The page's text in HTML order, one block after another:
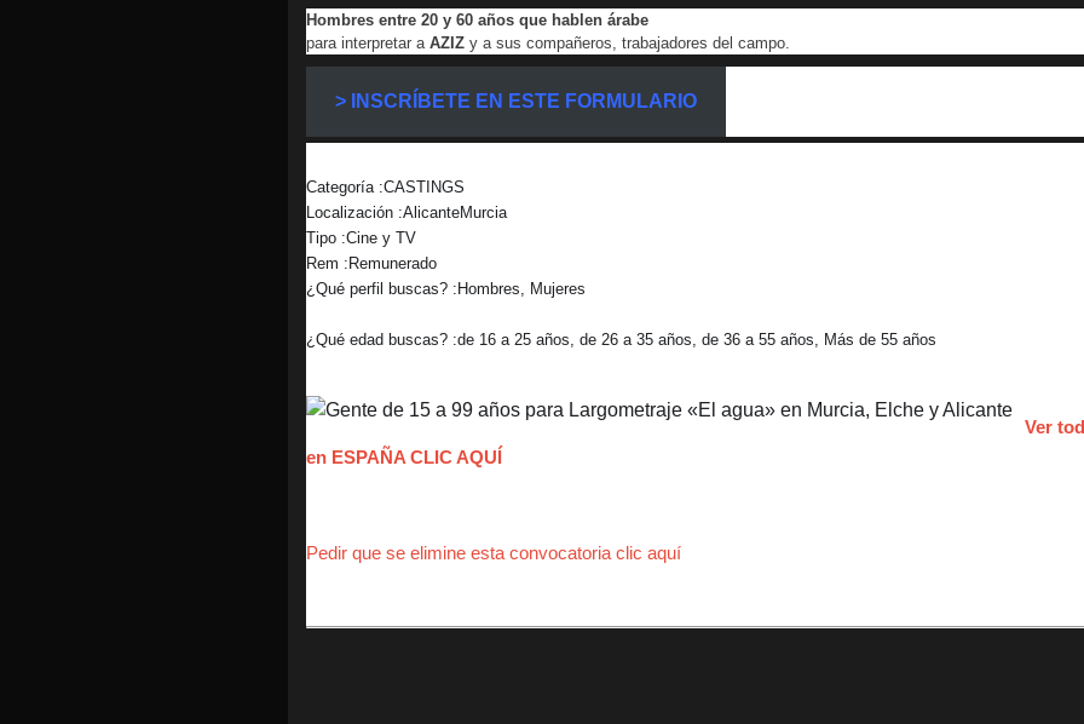
Hombres entre 20 y 60 años que hablen árabe
para interpretar a AZIZ y a sus compañeros, trabajadores del campo.
> INSCRÍBETE EN ESTE FORMULARIO
Categoría :CASTINGS
Localización :AlicanteMurcia
Tipo :Cine y TV
Rem :Remunerado
¿Qué perfil buscas? :Hombres, Mujeres
¿Qué edad buscas? :de 16 a 25 años, de 26 a 35 años, de 36 a 55 años, Más de 55 años
Ver
en ESPAÑA CLIC AQUÍ
Pedir que se elimine esta convocatoria clic aquí